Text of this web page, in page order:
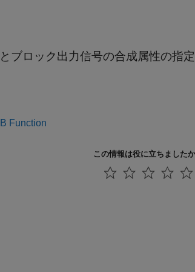
ブロック出力信号の合成属性の指定
Function
この情報は役に立ちました